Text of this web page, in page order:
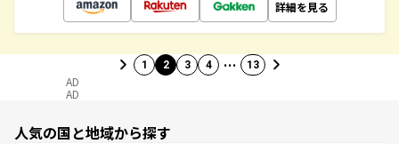
詳細を見る
1 2 3 4 … 13
AD
AD
人気の国と地域から探す